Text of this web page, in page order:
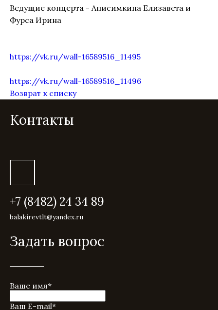
Ведущие концерта - Анисимкина Елизавета и
Фурса Ирина
https://vk.ru/wall-16589516_11495
https://vk.ru/wall-16589516_11496
Возврат к списку
Контакты
+7 (8482) 24 34 89
balakirevtlt@yandex.ru
Задать вопрос
Ваше имя*
Ваш E-mail*